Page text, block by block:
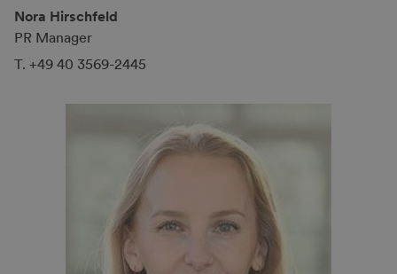
Nora Hirschfeld
PR Manager
T. +49 40 3569-2445